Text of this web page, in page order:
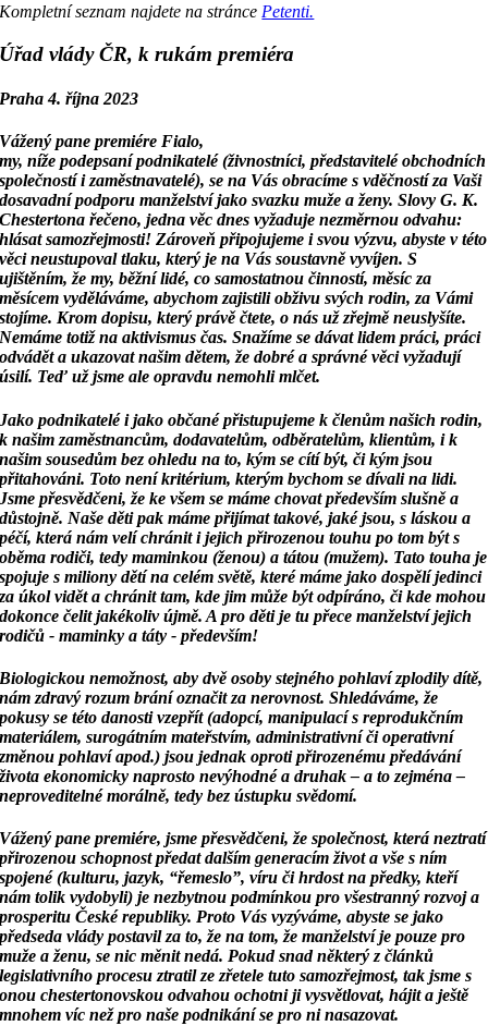
Kompletní seznam najdete na stránce Petenti.
Úřad vlády ČR, k rukám premiéra
Praha 4. října 2023
Vážený pane premiére Fialo,
my, níže podepsaní podnikatelé (živnostníci, představitelé obchodních
společnostíi zaměstnavatelé), se na Vás obracíme s vděčností za Vaši
dosavadní podporu manželství jakosvazku muže a ženy. Slovy G. K.
Chestertona řečeno, jedna věc dnes vyžaduje nezměrnouodvahu:
hlásat samozřejmosti! Zároveň připojujeme i svou výzvu, abyste v této
věcineustupoval tlaku, který je na Vás soustavně vyvíjen. S
ujištěním, že my, běžní lidé, cosamostatnou činností, měsíc za
měsícem vyděláváme, abychom zajistili obživu svých rodin, za Vámi
stojíme. Krom dopisu, který právě čtete, o nás už zřejmě neuslyšíte.
Nemáme totiž naaktivismus čas. Snažíme se dávat lidem práci, práci
odvádět a ukazovat našim dětem, že dobréa správné věci vyžadují
úsilí. Teď už jsme ale opravdu nemohli mlčet.
Jako podnikatelé i jako občané přistupujeme k členům našich rodin,
k našim zaměstnancům,dodavatelům, odběratelům, klientům, i k
našim sousedům bez ohledu na to, kým se cítí být, čikým jsou
přitahováni. Toto není kritérium, kterým bychom se dívali na lidi.
Jsme přesvědčeni, žeke všem se máme chovat především slušně a
důstojně. Naše děti pak máme přijímat takové,jaké jsou, s láskou a
péčí, která nám velí chránit i jejich přirozenou touhu po tom být s
oběmarodiči, tedy maminkou (ženou) a tátou (mužem). Tato touha je
spojuje s miliony dětí na celémsvětě, které máme jako dospělí jedinci
za úkol vidět a chránit tam, kde jim může být odpíráno,či kde mohou
dokonce čelit jakékoliv újmě. A pro děti je tu přece manželství jejich
rodičů - maminky a táty - především!
Biologickou nemožnost, aby dvě osoby stejného pohlaví zplodily dítě,
nám zdravý rozum bráníoznačit za nerovnost. Shledáváme, že
pokusy se této danosti vzepřít (adopcí, manipulacís reprodukčním
materiálem, surogátním mateřstvím, administrativní či operativní
změnoupohlaví apod.) jsou jednak oproti přirozenému předávání
života ekonomicky naprostonevýhodné a druhak – a to zejména –
neproveditelné morálně, tedy bez ústupku svědomí.
Vážený pane premiére, jsme přesvědčeni, že společnost, která neztratí
přirozenou schopnostpředat dalším generacím život a vše s ním
spojené (kulturu, jazyk, “řemeslo”, víru či hrdost napředky, kteří
nám tolik vydobyli) je nezbytnou podmínkou pro všestranný rozvoj a
prosperituČeské republiky. Proto Vás vyzýváme, abyste se jako
předseda vlády postavil za to, že na tom,že manželství je pouze pro
muže a ženu, se nic měnit nedá. Pokud snad některý z článků
legislativního procesu ztratil ze zřetele tuto samozřejmost, tak jsme s
onou chestertonovskouodvahou ochotni ji vysvětlovat, hájit a ještě
mnohem víc než pro naše podnikání se pro ninasazovat.